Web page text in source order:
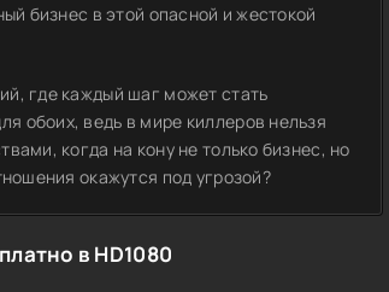
бизнес в этой опасной и жестокой
где каждый шаг может стать
обоих, ведь в мире киллеров нельзя
когда на кону не только бизнес, но
окажутся под угрозой?
в HD1080